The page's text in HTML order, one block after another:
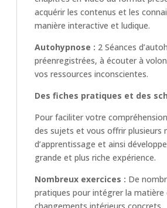
acquérir les contenus et les
manière interactive et ludique.
Autohypnose : 2 Séances
préenregistrées, à écouter à
vos ressources inconscientes.
Des fiches pratiques et des
Pour faciliter votre
des sujets et vous offrir plusieurs
d’apprentissage et ainsi
grande et plus riche expérience.
Nombreux exercices : De
pratiques pour intégrer la matière